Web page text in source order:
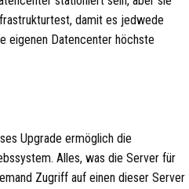
damit es jedwede
eigenen Datencenter höchste
Upgrade ermöglich die
Alles, was die Server für
Zugriff auf einen dieser Server